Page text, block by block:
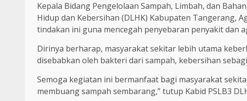
Kepala Bidang Pengelolaan Sampah, Limbah, dan
Hidup dan Kebersihan (DLHK) Kabupaten Tangerang,
tindakan ini guna mencegah penyebaran penyakit dan
Dirinya berharap, masyarakat sekitar lebih utama
disebabkan oleh bakteri dari sampah, kebersihan
Semoga kegiatan ini bermanfaat bagi masyarakat
membuang sampah sembarang,” tutup Kabid PSLB3